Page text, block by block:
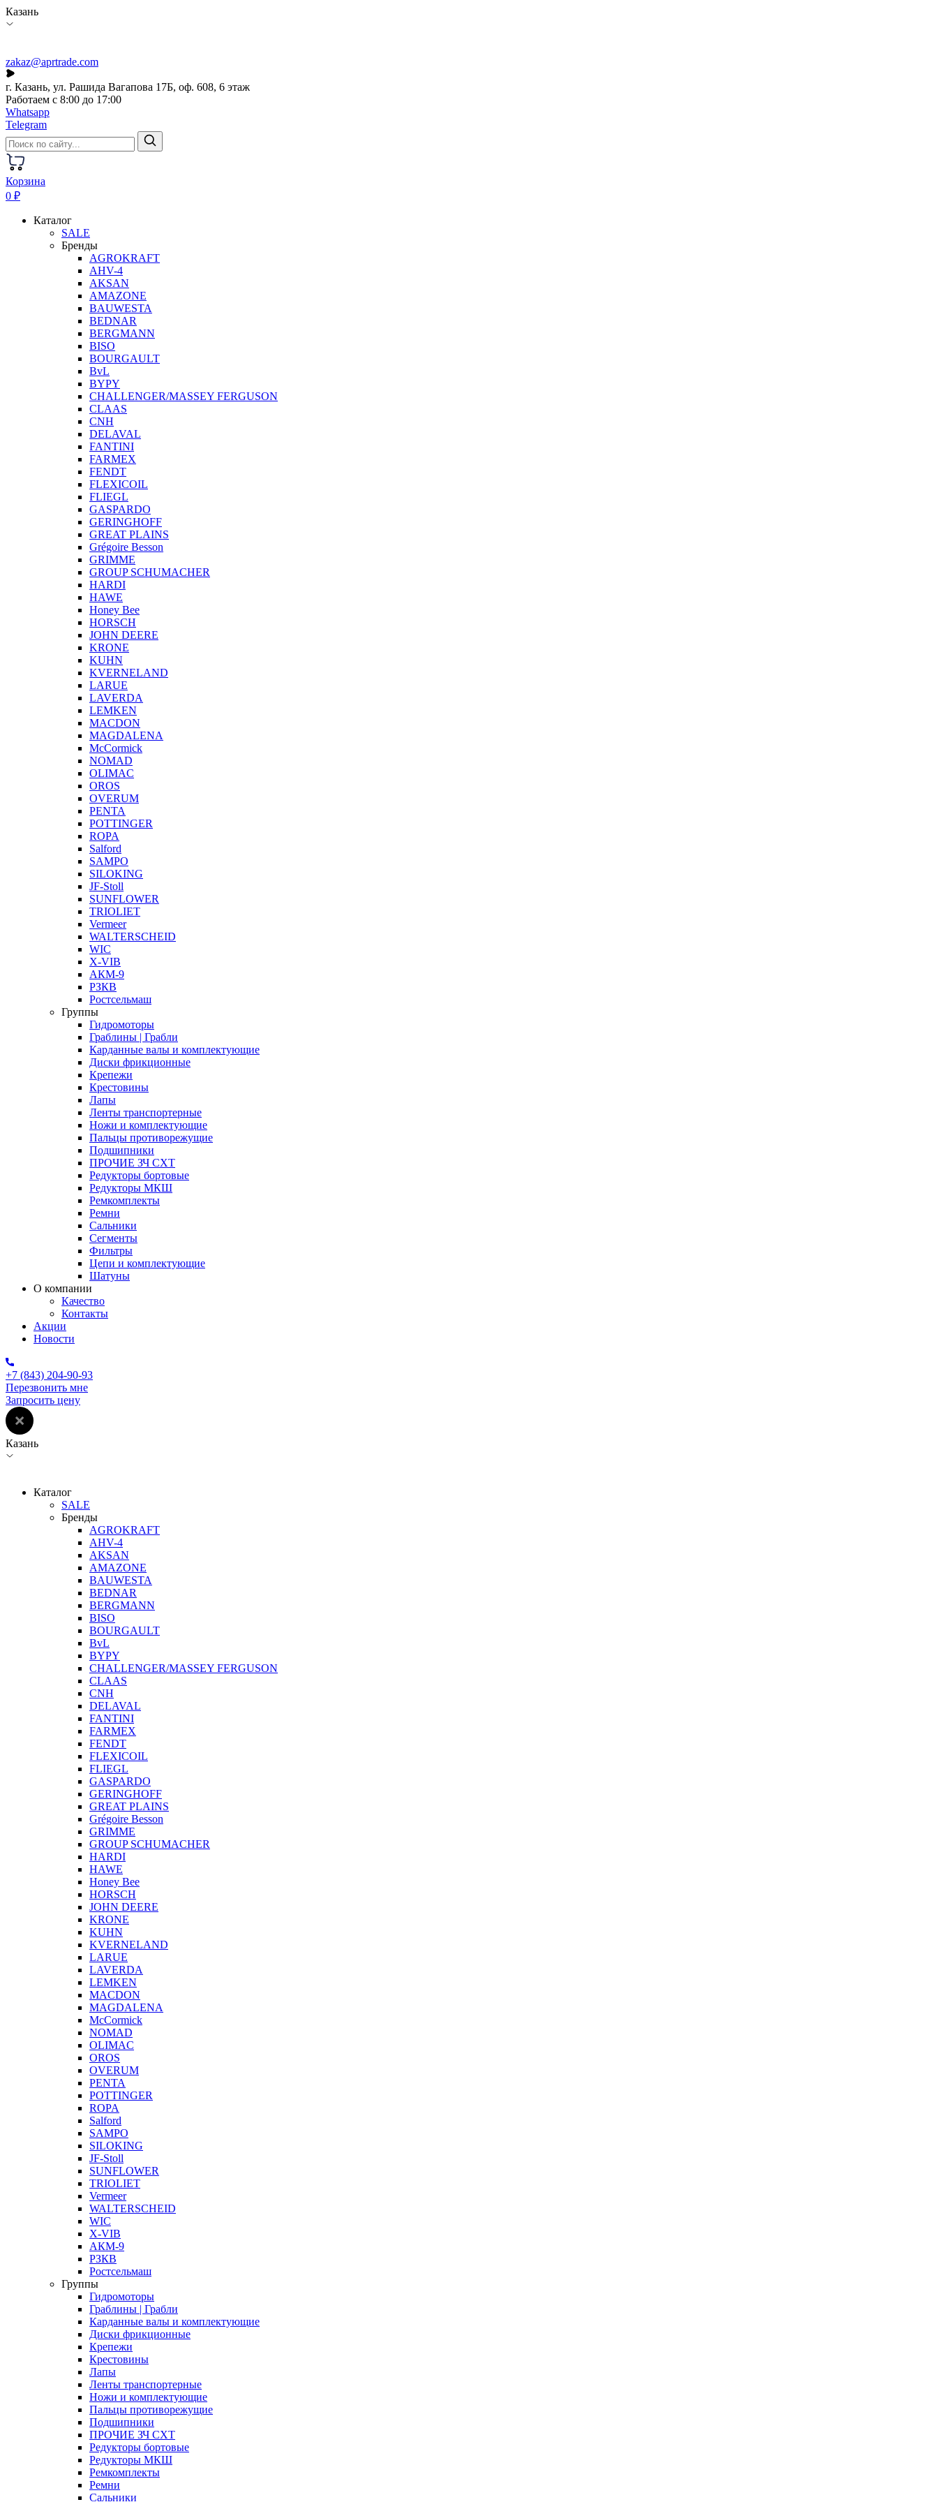
Казань
zakaz@aprtrade.com
г. Казань, ул. Рашида Вагапова 17Б, оф. 608, 6 этаж
Работаем с 8:00 до 17:00
Whatsapp
Telegram
Корзина
0 ₽
Каталог
SALE
Бренды
AGROKRAFT
AHV-4
AKSAN
AMAZONE
BAUWESTA
BEDNAR
BERGMANN
BISO
BOURGAULT
BvL
BYPY
CHALLENGER/MASSEY FERGUSON
CLAAS
CNH
DELAVAL
FANTINI
FARMEX
FENDT
FLEXICOIL
FLIEGL
GASPARDO
GERINGHOFF
GREAT PLAINS
Grégoire Besson
GRIMME
GROUP SCHUMACHER
HARDI
HAWE
Honey Bee
HORSCH
JOHN DEERE
KRONE
KUHN
KVERNELAND
LARUE
LAVERDA
LEMKEN
MACDON
MAGDALENA
McCormick
NOMAD
OLIMAC
OROS
OVERUM
PENTA
POTTINGER
ROPA
Salford
SAMPO
SILOKING
JF-Stoll
SUNFLOWER
TRIOLIET
Vermeer
WALTERSCHEID
WIC
X-VIB
АКМ-9
РЗКВ
Ростсельмаш
Группы
Гидромоторы
Граблины | Грабли
Карданные валы и комплектующие
Диски фрикционные
Крепежи
Крестовины
Лапы
Ленты транспортерные
Ножи и комплектующие
Пальцы противорежущие
Подшипники
ПРОЧИЕ ЗЧ СХТ
Редукторы бортовые
Редукторы МКШ
Ремкомплекты
Ремни
Сальники
Сегменты
Фильтры
Цепи и комплектующие
Шатуны
О компании
Качество
Контакты
Акции
Новости
+7 (843) 204-90-93
Перезвонить мне
Запросить цену
Казань
Каталог
SALE
Бренды
AGROKRAFT
AHV-4
AKSAN
AMAZONE
BAUWESTA
BEDNAR
BERGMANN
BISO
BOURGAULT
BvL
BYPY
CHALLENGER/MASSEY FERGUSON
CLAAS
CNH
DELAVAL
FANTINI
FARMEX
FENDT
FLEXICOIL
FLIEGL
GASPARDO
GERINGHOFF
GREAT PLAINS
Grégoire Besson
GRIMME
GROUP SCHUMACHER
HARDI
HAWE
Honey Bee
HORSCH
JOHN DEERE
KRONE
KUHN
KVERNELAND
LARUE
LAVERDA
LEMKEN
MACDON
MAGDALENA
McCormick
NOMAD
OLIMAC
OROS
OVERUM
PENTA
POTTINGER
ROPA
Salford
SAMPO
SILOKING
JF-Stoll
SUNFLOWER
TRIOLIET
Vermeer
WALTERSCHEID
WIC
X-VIB
АКМ-9
РЗКВ
Ростсельмаш
Группы
Гидромоторы
Граблины | Грабли
Карданные валы и комплектующие
Диски фрикционные
Крепежи
Крестовины
Лапы
Ленты транспортерные
Ножи и комплектующие
Пальцы противорежущие
Подшипники
ПРОЧИЕ ЗЧ СХТ
Редукторы бортовые
Редукторы МКШ
Ремкомплекты
Ремни
Сальники